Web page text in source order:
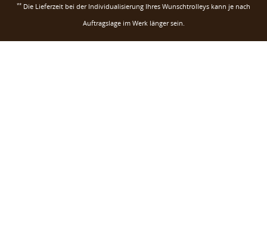
** Die Lieferzeit bei der Individualisierung Ihres Wunschtrolleys kann je nach
Auftragslage im Werk länger sein.